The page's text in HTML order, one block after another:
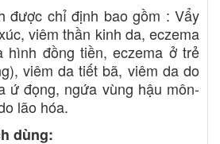
được chỉ định bao gồm : Vẩy
viêm thần kinh da, eczema
hình đồng tiền, eczema ở trẻ
viêm da tiết bã, viêm da do
ứ đọng, ngứa vùng hậu môn-
lão hóa.
dùng: